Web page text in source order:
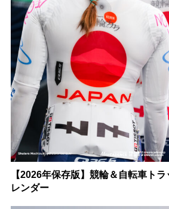
【2026年保存版】競輪＆自転車ト
レンダー